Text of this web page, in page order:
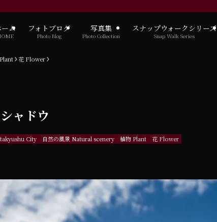
ム フォトブログ
Photo Blog
写真集
Photo Collection
スナップウォークシリーズ
Snap Walk Series
花 Flower
ャドウ
City 自然の風景 Natural scenery 植物 Plant 花 Flower